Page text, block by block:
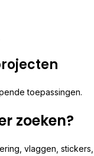
toepassingen.
zoeken?
vlaggen, stickers,